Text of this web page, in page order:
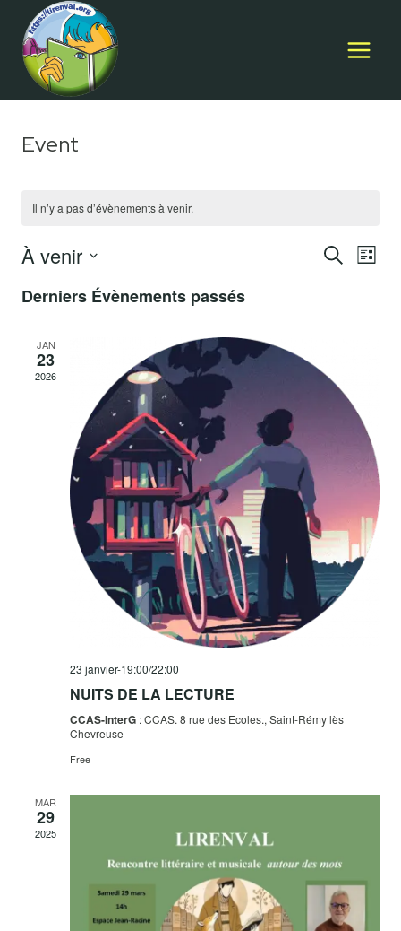
contenu
Event
Il n’y a pas d’évènements à venir.
de
vues
LISTE
À venir
une
Derniers Évènements passés
JAN
23
2026
23 janvier-19:00/22:00
NUITS DE LA LECTURE
CCAS-InterG : CCAS. 8 rue des Ecoles., Saint-Rémy lès
Chevreuse
Free
MAR
29
2025